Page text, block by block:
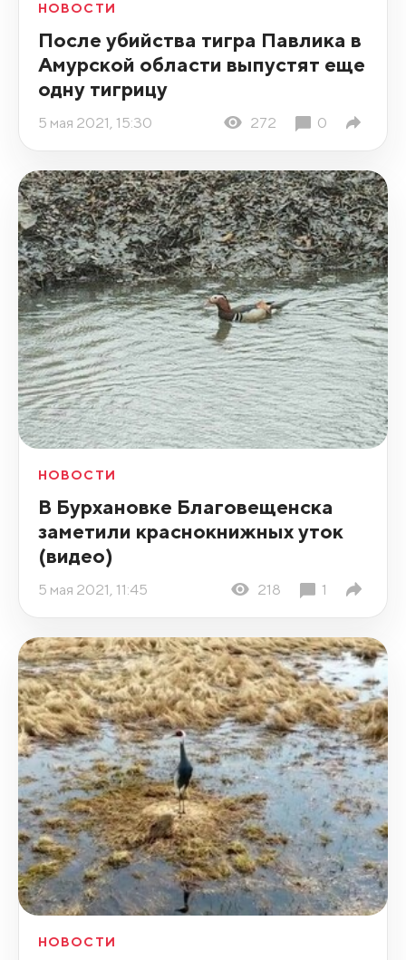
НОВОСТИ
После убийства тигра Павлика в
Амурской области выпустят еще
одну тигрицу
5 мая 2021, 15:30 272 0
НОВОСТИ
В Бурхановке Благовещенска
заметили краснокнижных уток
(видео)
5 мая 2021, 11:45 218 1
НОВОСТИ